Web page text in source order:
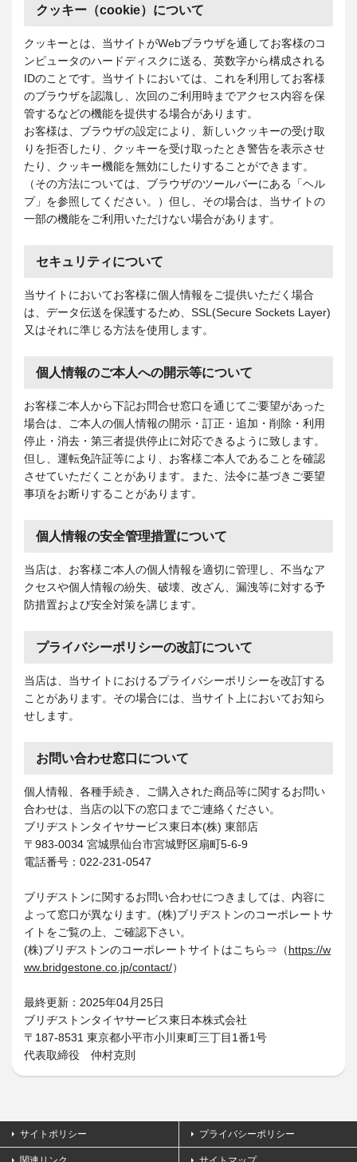
クッキー（cookie）について
クッキーとは、当サイトがWebブラウザを通してお客様のコ
ンピュータのハードディスクに送る、英数字から構成される
IDのことです。当サイトにおいては、これを利用してお客様
のブラウザを認識し、次回のご利用時までアクセス内容を保
管するなどの機能を提供する場合があります。
お客様は、ブラウザの設定により、新しいクッキーの受け取
りを拒否したり、クッキーを受け取ったとき警告を表示させ
たり、クッキー機能を無効にしたりすることができます。
（その方法については、ブラウザのツールバーにある「ヘル
プ」を参照してください。）但し、その場合は、当サイトの
一部の機能をご利用いただけない場合があります。
セキュリティについて
当サイトにおいてお客様に個人情報をご提供いただく場合
は、データ伝送を保護するため、SSL(Secure Sockets Layer)
又はそれに準じる方法を使用します。
個人情報のご本人への開示等について
お客様ご本人から下記お問合せ窓口を通じてご要望があった
場合は、ご本人の個人情報の開示・訂正・追加・削除・利用
停止・消去・第三者提供停止に対応できるように致します。
但し、運転免許証等により、お客様ご本人であることを確認
させていただくことがあります。また、法令に基づきご要望
事項をお断りすることがあります。
個人情報の安全管理措置について
当店は、お客様ご本人の個人情報を適切に管理し、不当なア
クセスや個人情報の紛失、破壊、改ざん、漏洩等に対する予
防措置および安全対策を講じます。
プライバシーポリシーの改訂について
当店は、当サイトにおけるプライバシーポリシーを改訂する
ことがあります。その場合には、当サイト上においてお知ら
せします。
お問い合わせ窓口について
個人情報、各種手続き、ご購入された商品等に関するお問い
合わせは、当店の以下の窓口までご連絡ください。
ブリヂストンタイヤサービス東日本(株) 東部店
〒983-0034 宮城県仙台市宮城野区扇町5-6-9
電話番号：022-231-0547
ブリヂストンに関するお問い合わせにつきましては、内容に
よって窓口が異なります。(株)ブリヂストンのコーポレートサ
イトをご覧の上、ご確認下さい。
(株)ブリヂストンのコーポレートサイトはこちら⇒（https://w
ww.bridgestone.co.jp/contact/）
最終更新：2025年04月25日
ブリヂストンタイヤサービス東日本株式会社
〒187-8531 東京都小平市小川東町三丁目1番1号
代表取締役 仲村克則
サイトポリシー プライバシーポリシー